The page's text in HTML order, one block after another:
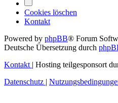
Cookies löschen
Kontakt
Powered by phpBB® Forum
Deutsche Übersetzung durch
Kontakt
Hosting teilgesponsort
Datenschutz